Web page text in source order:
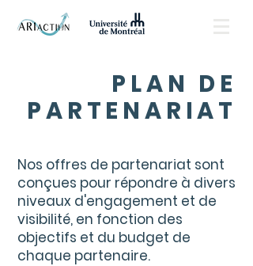
PLAN DE
PARTENARIAT
Nos offres de partenariat sont
conçues pour répondre à divers
niveaux d'engagement et de
visibilité, en fonction des
objectifs et du budget de
chaque partenaire.